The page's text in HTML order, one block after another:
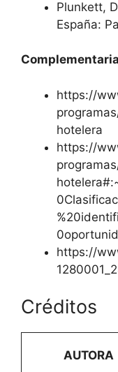
Plunkett,
España:
https://
hotelera
https://
https://
Créditos
AUTORA